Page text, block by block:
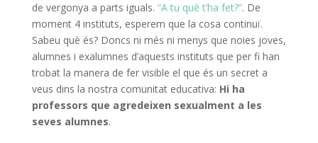
de vergonya a parts iguals. “A tu què t’ha fet?”. De
moment 4 instituts, esperem que la cosa continuï.
Sabeu què és? Doncs ni més ni menys que noies joves,
alumnes i exalumnes d’aquests instituts que per fi han
trobat la manera de fer visible el que és un secret a
veus dins la nostra comunitat educativa: Hi ha
professors que agredeixen sexualment a les
seves alumnes.